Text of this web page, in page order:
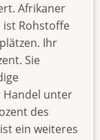
Afrikaner
Rohstoffe
Ihr
Sie
Handel unter
des
ein weiteres